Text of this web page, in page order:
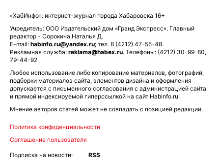
«ХабИнфо»: интернет-журнал города Хабаровска 16+
Учредитель: ООО Издательский дом «Гранд Экспресс». Главный
редактор - Сорокина Наталья Д.
E-mail: habinfo.ru@yandex.ru; тел. 8 (4212) 47-55-48.
Рекламная служба: reklama@habex.ru. Телефоны: (4212) 30-99-80,
79-44-92
Любое использование либо копирование материалов, фотографий,
подборки материалов сайта, элементов дизайна и оформления
допускается с письменного согласования с администрацией сайта
и прямой индексируемой гиперссылкой на сайт Habinfo.ru.
Мнение авторов статей может не совпадать с позицией редакции.
Политика конфиденциальности
Соглашение пользователя
Подписка на новости:
RSS